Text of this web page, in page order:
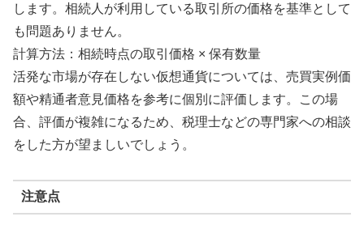
します。相続人が利用している取引所の価格を基準として
も問題ありません。
計算方法：相続時点の取引価格 × 保有数量
活発な市場が存在しない仮想通貨については、売買実例価
額や精通者意見価格を参考に個別に評価します。この場
合、評価が複雑になるため、税理士などの専門家への相談
をした方が望ましいでしょう。
注意点